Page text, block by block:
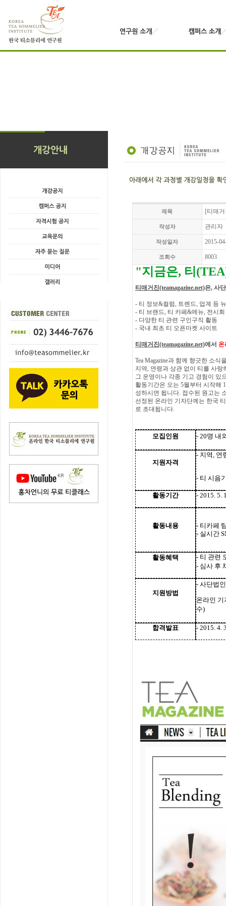
제목 [티매거
작성자 관리자
작성일자 2015-
조회수 8003
"지금은, 티
티매거진(teamagazine.net)은, 사
- 티 정보&컬럼, 트렌드, 업계 등
- 티 브랜드, 티 카페&메뉴, 전시
- 다양한 티 관련 구인구직 활동
- 국내 최초 티 오픈마켓 사이트
티매거진(teamagazine.net)에서 온
Tea Magazine과 함께 향긋한 소
지역, 연령과 상관 없이 티를 사
그 운영이나 각종 기고 경험이 있
활동기간은 오는 5월부터 시작해
성하시면 됩니다. 접수된 원고는
선정된 온라인 기자단께는 한국
로 초대됩니다.
모집인원 - 20명 내
지원자격
- 지역, 연
- 티 시음
활동기간 - 2015. 5.
활동내용 - 티카페
- 실시간
활동혜택 - 티 관련
- 심사 후
지원방법
-사단법
온라인
수)
합격발표 - 2015. 4.